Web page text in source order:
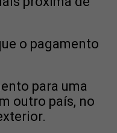
o pagamento
para uma
outro país, no